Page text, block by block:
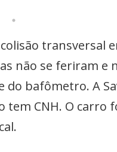
transversal
não se feriram e
do bafômetro. A
CNH. O carro